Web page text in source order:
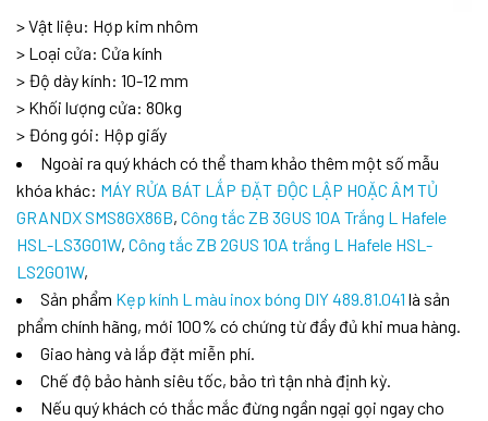
> Vật liệu: Hợp kim nhôm
> Loại cửa: Cửa kính
> Độ dày kính: 10-12 mm
> Khối lượng cửa: 80kg
> Đóng gói: Hộp giấy
Ngoài ra quý khách có thể tham khảo thêm một số mẫu
khóa khác: MÁY RỬA BÁT LẮP ĐẶT ĐỘC LẬP HOẶC ÂM TỦ
GRANDX SMS8GX86B, Công tắc ZB 3GUS 10A Trắng L Hafele
HSL-LS3G01W, Công tắc ZB 2GUS 10A trắng L Hafele HSL-
LS2G01W,
Sản phẩm Kẹp kính L màu inox bóng DIY 489.81.041 là sản
phẩm chính hãng, mới 100% có chứng từ đầy đủ khi mua hàng.
Giao hàng và lắp đặt miễn phí.
Chế độ bảo hành siêu tốc, bảo trì tận nhà định kỳ.
Nếu quý khách có thắc mắc đừng ngần ngại gọi ngay cho